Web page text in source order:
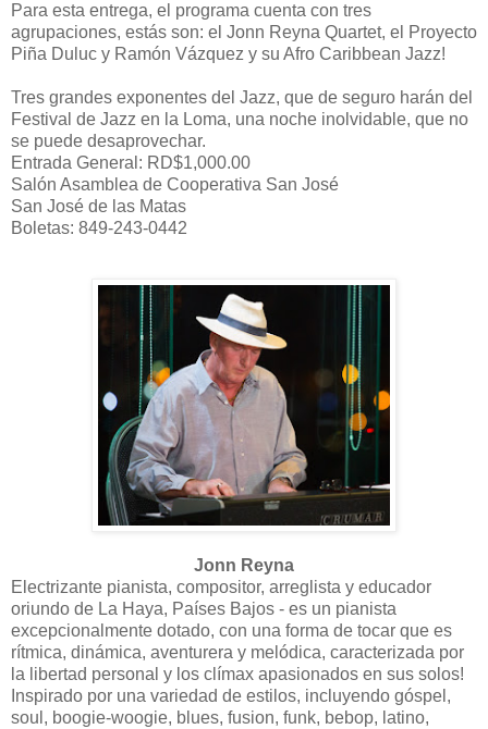
Para esta entrega, el programa cuenta con tres
agrupaciones, estás son: el Jonn Reyna Quartet, el Proyecto
Piña Duluc y Ramón Vázquez y su Afro Caribbean Jazz!
Tres grandes exponentes del Jazz, que de seguro harán del
Festival de Jazz en la Loma, una noche inolvidable, que no
se puede desaprovechar.
Entrada General: RD$1,000.00
Salón Asamblea de Cooperativa San José
San José de las Matas
Boletas: 849-243-0442
Jonn Reyna
Electrizante pianista, compositor, arreglista y educador
oriundo de La Haya, Países Bajos - es un pianista
excepcionalmente dotado, con una forma de tocar que es
rítmica, dinámica, aventurera y melódica, caracterizada por
la libertad personal y los clímax apasionados en sus solos!
Inspirado por una variedad de estilos, incluyendo góspel,
soul, boogie-woogie, blues, fusion, funk, bebop, latino,